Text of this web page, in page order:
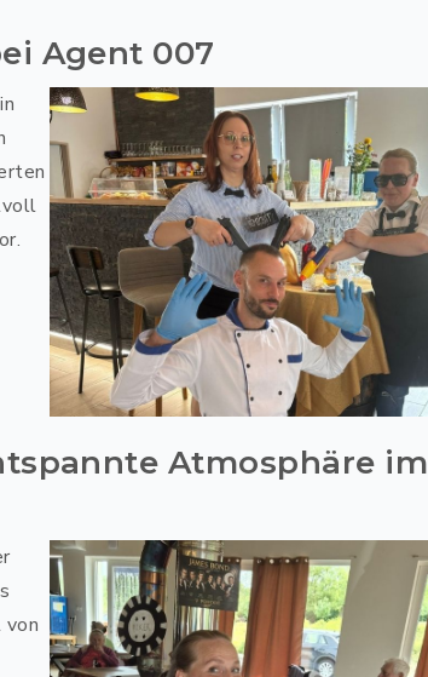
Agent 007
Atmosphäre im